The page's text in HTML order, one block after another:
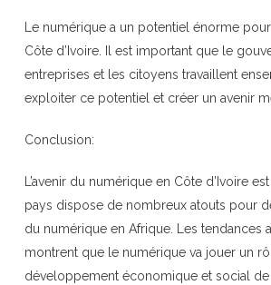
Le numérique a un potentiel énorme
Côte d’Ivoire. Il est important que le
entreprises et les citoyens travaillent
exploiter ce potentiel et créer un avenir
Conclusion:
L’avenir du numérique en Côte d’Ivoire
pays dispose de nombreux atouts pour
du numérique en Afrique. Les tendances
montrent que le numérique va jouer un
développement économique et social de